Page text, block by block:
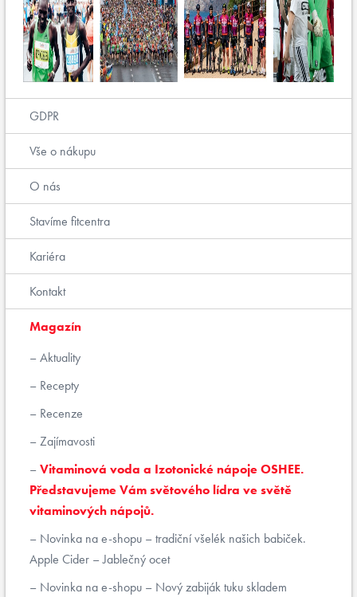
GDPR
Vše o nákupu
O nás
Stavíme fitcentra
Kariéra
Kontakt
Magazín
Aktuality
Recepty
Recenze
Zajímavosti
Vitaminová voda a Izotonické nápoje OSHEE.
Představujeme Vám světového lídra ve světě
vitaminových nápojů.
Novinka na e-shopu – tradiční všelék našich babiček.
Apple Cider – Jablečný ocet
Novinka na e-shopu – Nový zabiják tuku skladem